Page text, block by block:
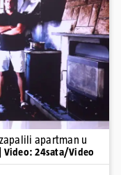
apartman u
| Video: 24sata/Video